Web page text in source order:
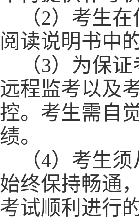
（2）考生在
阅读说明书中
（3）为保
远程监考以及
控。考生需自
绩。
（4） 考生须
始终保持畅通
考试顺利进行的